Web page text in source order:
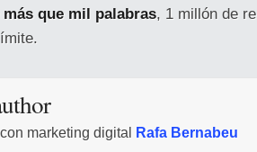
que mil palabras, 1 millón de
marketing digital Rafa Bernabeu